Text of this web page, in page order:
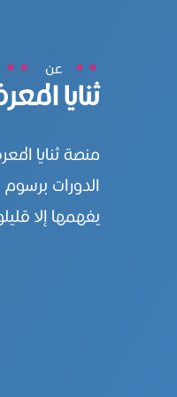
عن
ثنايا
منصة ثنايا
الدورات برسوم
يفهمها إلا